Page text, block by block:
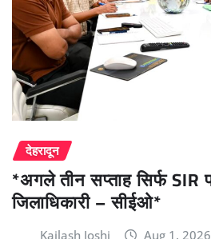
देहरादून
*अगले तीन सप्ताह सिर्फ
जिलाधिकारी – सीईओ*
Kailash Joshi Aug 1, 2026